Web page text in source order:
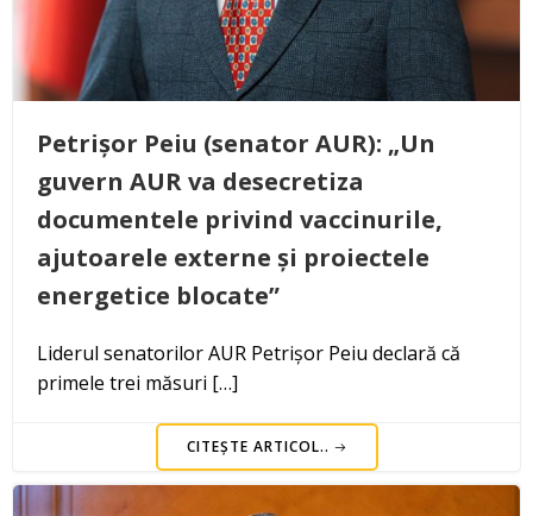
Petrișor Peiu (senator AUR): „Un
guvern AUR va desecretiza
documentele privind vaccinurile,
ajutoarele externe și proiectele
energetice blocate”
Liderul senatorilor AUR Petrișor Peiu declară că
primele trei măsuri […]
CITEȘTE ARTICOL..